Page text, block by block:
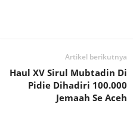
Artikel berikutnya
Haul XV Sirul Mubtadin Di
Pidie Dihadiri 100.000
Jemaah Se Aceh